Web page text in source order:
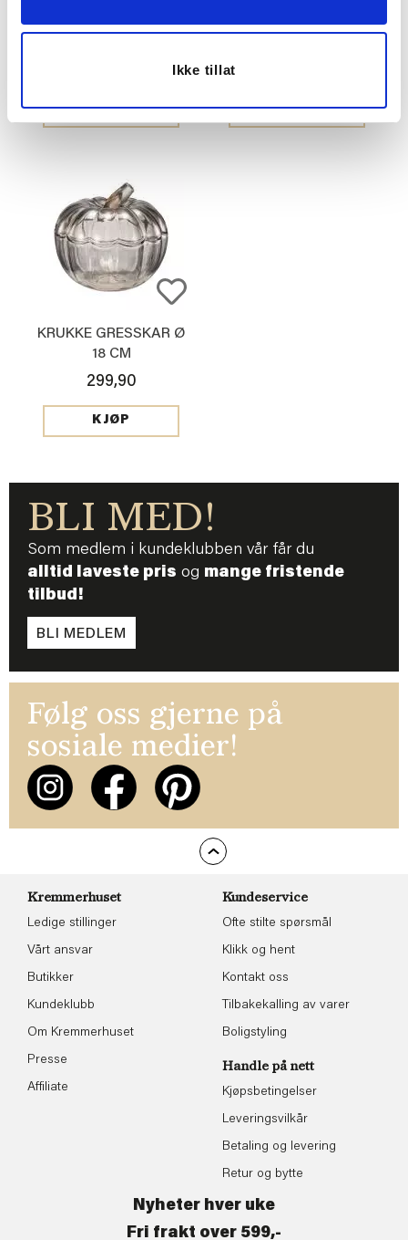
Ikke tillat
KJØP KJØP
KRUKKE GRESSKAR Ø
18 CM
299,90
KJØP
BLI MED!
Som medlem i kundeklubben vår får du
alltid laveste pris og mange fristende
tilbud!
BLI MEDLEM
Følg oss gjerne på
sosiale medier!
Kremmerhuset
Ledige stillinger
Vårt ansvar
Butikker
Kundeklubb
Om Kremmerhuset
Presse
Affiliate
Kundeservice
Ofte stilte spørsmål
Klikk og hent
Kontakt oss
Tilbakekalling av varer
Boligstyling
Handle på nett
Kjøpsbetingelser
Leveringsvilkår
Betaling og levering
Retur og bytte
Nyheter hver uke
Fri frakt over 599,-